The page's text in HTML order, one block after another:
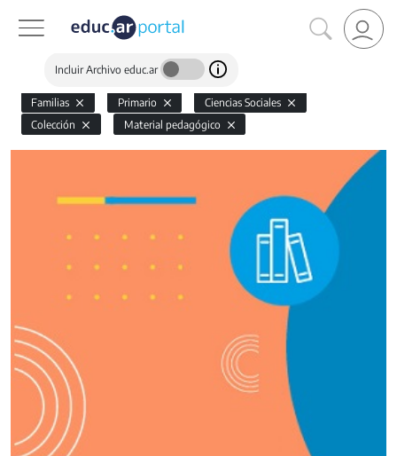
Incluir Archivo educ.ar
Familias Primario
Ciencias Sociales
Colección
Material pedagógico